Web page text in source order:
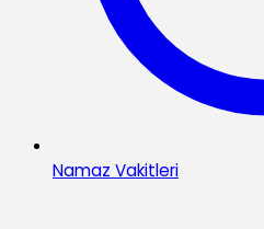
Namaz Vakitleri